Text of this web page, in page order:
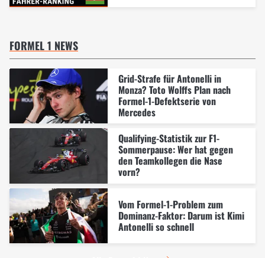
FORMEL 1 NEWS
Grid-Strafe für Antonelli in
Monza? Toto Wolffs Plan nach
Formel-1-Defektserie von
Mercedes
Qualifying-Statistik zur F1-
Sommerpause: Wer hat gegen
den Teamkollegen die Nase
vorn?
Vom Formel-1-Problem zum
Dominanz-Faktor: Darum ist Kimi
Antonelli so schnell